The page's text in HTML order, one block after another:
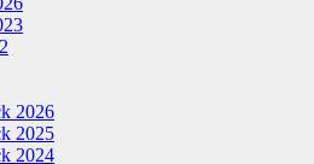
2026
2025
2024